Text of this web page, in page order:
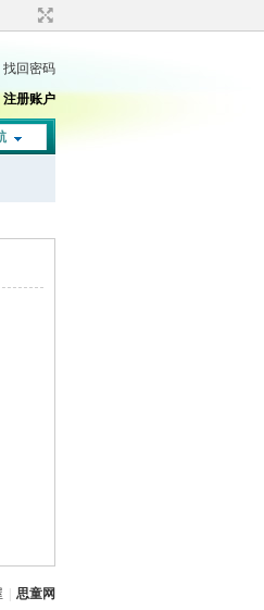
找回密码
注册账户
思童网